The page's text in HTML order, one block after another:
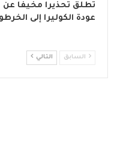
تطلق تحذيرا مخيفا عن
عودة الكوليرا إلى
السابق التالي